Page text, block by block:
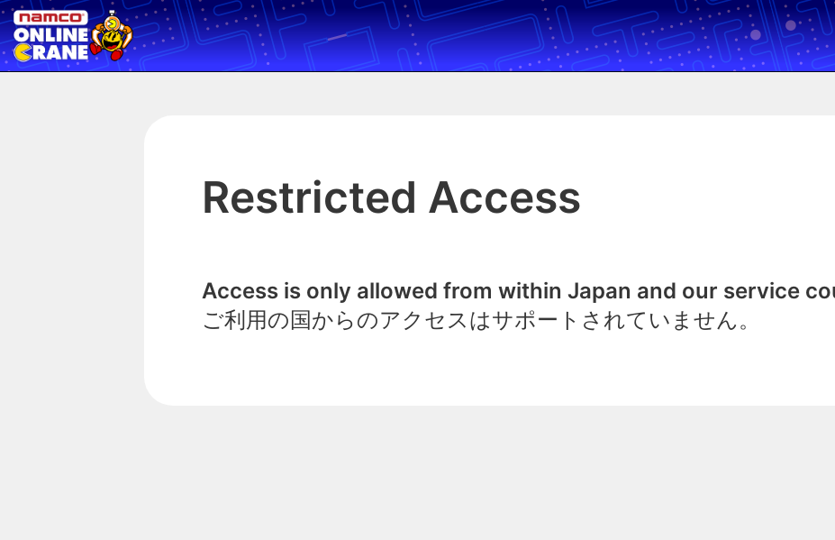
Restricted Access
Access is only allowed from within Japan and our service
ご利用の国からのアクセスはサポートされていません。